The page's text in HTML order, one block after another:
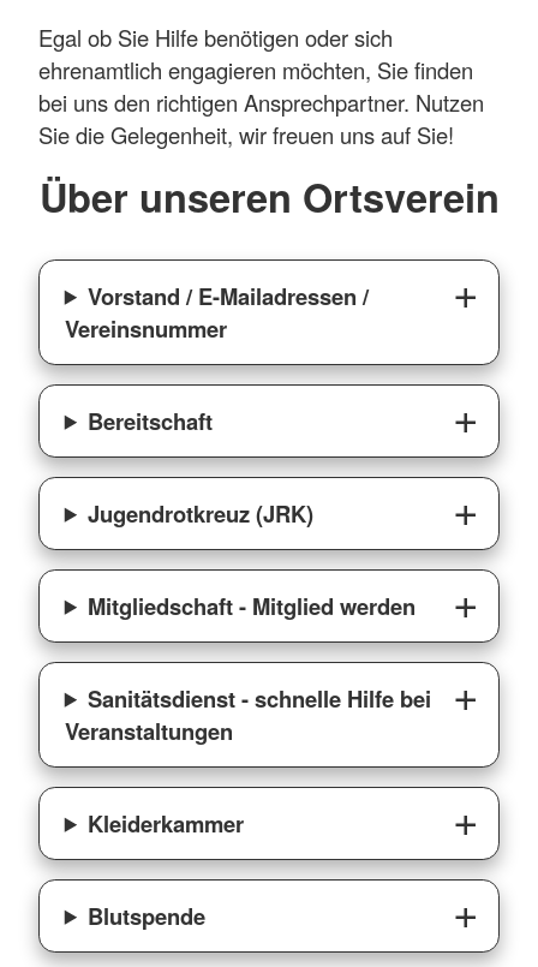
Egal ob Sie Hilfe benötigen oder sich
ehrenamtlich engagieren möchten, Sie finden
bei uns den richtigen Ansprechpartner. Nutzen
Sie die Gelegenheit, wir freuen uns auf Sie!
Über unseren Ortsverein
Vorstand / E-Mailadressen /
Vereinsnummer
Bereitschaft
Jugendrotkreuz (JRK)
Mitgliedschaft - Mitglied werden
Sanitätsdienst - schnelle Hilfe bei
Veranstaltungen
Kleiderkammer
Blutspende